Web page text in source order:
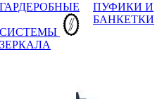
ГАРДЕРОБНЫЕ
СИСТЕМЫ
ЗЕРКАЛА
ПУФИКИ И
БАНКЕТКИ